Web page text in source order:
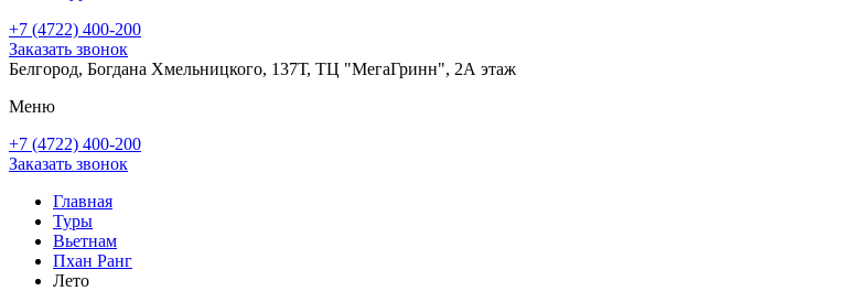
+7 (4722) 400-200
Заказать звонок
Белгород, Богдана Хмельницкого, 137Т, ТЦ "МегаГринн", 2А этаж
Меню
+7 (4722) 400-200
Заказать звонок
Главная
Туры
Вьетнам
Пхан Ранг
Лето